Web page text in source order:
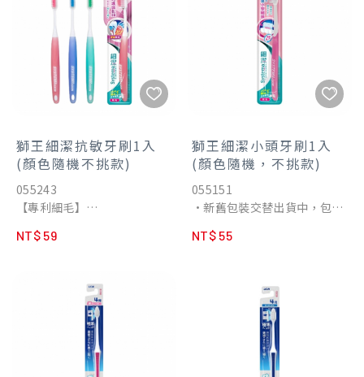
弱部位。
・3尖端極細絲絨刷毛
・中、外層2段式極細毛，除
了更能貼合齒齦，更能在每根
刷毛尖端處分岔成3根
<0.01mm纖柔毛，進一步舒
適。
・日本先進技術3.0mm超薄
刷頭
・更深入清潔智齒區之難刷窄
位
•日本獅王百年口腔護理研發
經驗，專為台灣市場全新設
獅王細潔抗敏牙刷1入
(顏色隨機不挑款)
055243
【專利細毛】
1/10，細微深入牙齦溝，強效
【呵護牙齦】
減少67%牙齦壓力，細柔呵護
【柔韌耐用】
韌性比一般刷毛高出3倍以上
NT$ 59
獅王細潔小頭牙刷1入
(顏色隨機，不挑款)
055151
•新舊包裝交替出貨中，包裝
•日本專利超級細毛尖端僅一
斑，幫助預防牙齦問題。
•減少67％牙齦壓力，細柔呵
•韌性比一般刷毛高出3倍以
上，不易外翻，更持久耐用。
NT$ 55